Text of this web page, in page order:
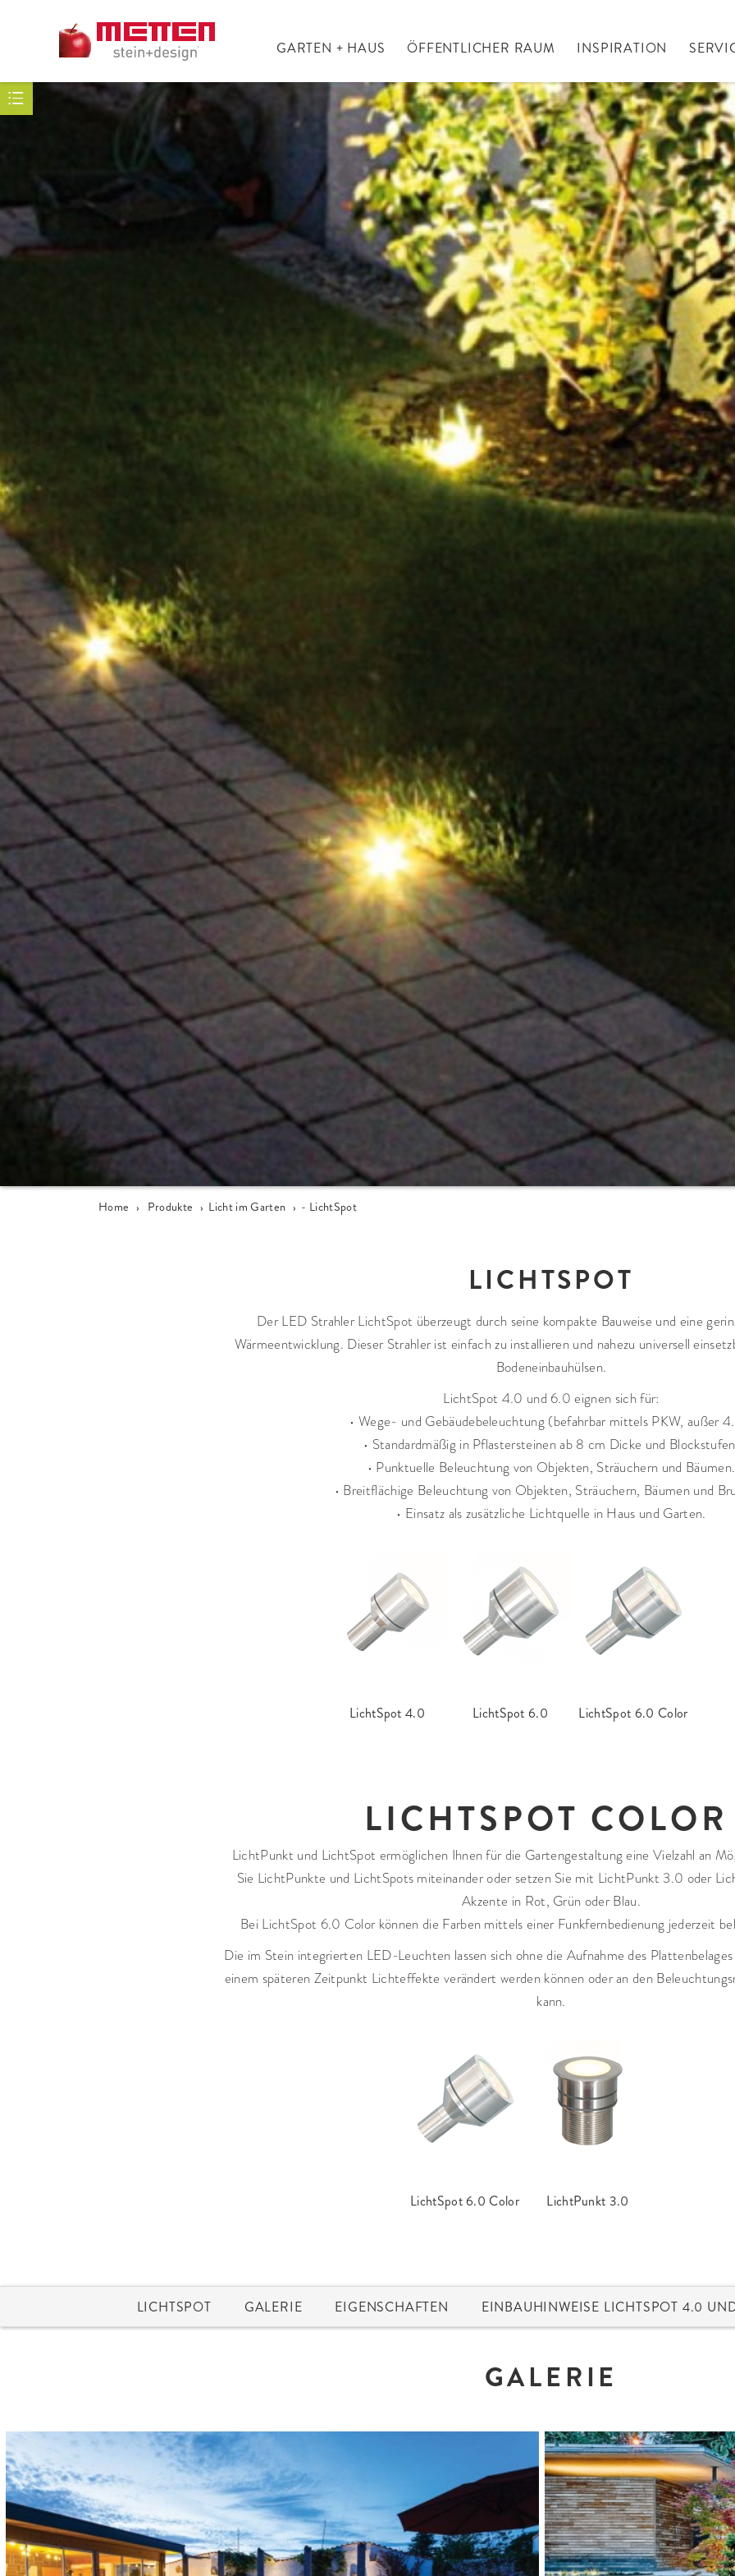
GARTEN + HAUS ÖFFENTLICHER RAUM INSPIRATION
Home › Produkte › Licht im Garten › - LichtSpot
LICHTSPOT
Der LED Strahler LichtSpot überzeugt durch seine kompakte Bauweise und eine
Wärmeentwicklung. Dieser Strahler ist einfach zu installieren und nahezu universell
Bodeneinbauhülsen.
LichtSpot 4.0 und 6.0 eignen sich für:
• Wege- und Gebäudebeleuchtung (befahrbar mittels PKW, außer
• Standardmäßig in Pflastersteinen ab 8 cm Dicke und
• Punktuelle Beleuchtung von Objekten, Sträuchern und Bäumen.
• Breitflächige Beleuchtung von Objekten, Sträuchern, Bäumen und
• Einsatz als zusätzliche Lichtquelle in Haus und Garten.
LichtSpot 4.0 LichtSpot 6.0 LichtSpot 6.0 Color
LICHTSPOT COLOR
LichtPunkt und LichtSpot ermöglichen Ihnen für die Gartengestaltung eine Vielzahl an
Sie LichtPunkte und LichtSpots miteinander oder setzen Sie mit LichtPunkt 3.0 oder
Akzente in Rot, Grün oder Blau.
Bei LichtSpot 6.0 Color können die Farben mittels einer Funkfernbedienung jederzeit
Die im Stein integrierten LED-Leuchten lassen sich ohne die Aufnahme des Plattenbelages
einem späteren Zeitpunkt Lichteffekte verändert werden können oder an den
kann.
LichtSpot6.0 Color LichtPunkt 3.0
LICHTSPOT GALERIE EIGENSCHAFTEN EINBAUHINWEISE LICHTSPOT 4.0
GALERIE